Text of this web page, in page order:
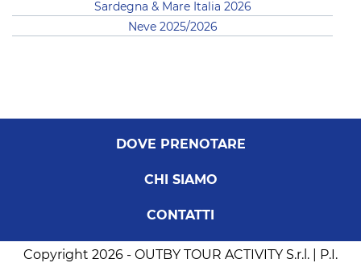
Sardegna & Mare Italia 2026
Neve 2025/2026
DOVE PRENOTARE
CHI SIAMO
CONTATTI
Copyright 2026 - OUTBY TOUR ACTIVITY S.r.l. | P.I.